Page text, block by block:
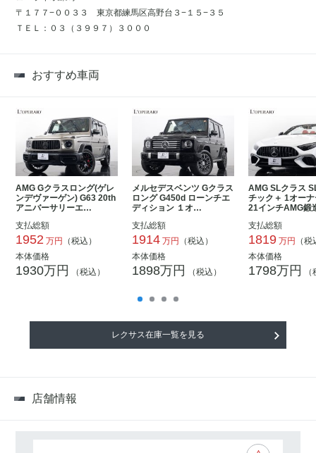
〒１７７−００３３ 東京都練馬区高野台３−１５−３５
ＴＥＬ：０３（３９９７）３０００
おすすめ車両
AMG Gクラスロング(ゲレ
ンデヴァーゲン) G63 20th
アニバーサリーエ…
支払総額
1952 万円
（税込）
本体価格
1930万円 （税込）
メルセデスベンツ Gクラス
ロング G450d ローンチエ
ディション １オ…
支払総額
1914 万円
（税込）
本体価格
1898万円 （税込）
AMG SLクラス
チック＋ 1オー
21インチAMG
支払総額
1819 万円
（
本体価格
1798万円
レクサス在庫一覧を見る
店舗情報